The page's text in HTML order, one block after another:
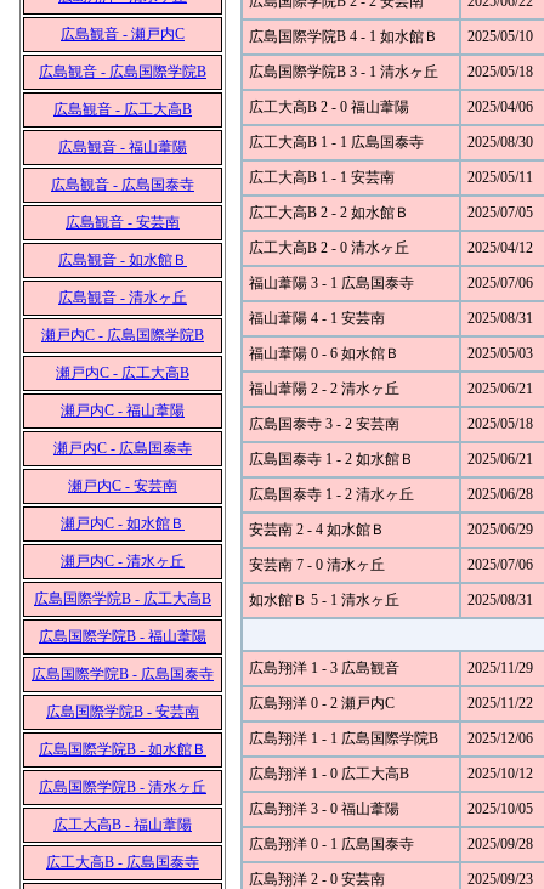
広島観音 - 瀬戸内C
広島観音 - 広島国際学院B
広島観音 - 広工大高B
広島観音 - 福山葦陽
広島観音 - 広島国泰寺
広島観音 - 安芸南
広島観音 - 如水館Ｂ
広島観音 - 清水ヶ丘
瀬戸内C - 広島国際学院B
瀬戸内C - 広工大高B
瀬戸内C - 福山葦陽
瀬戸内C - 広島国泰寺
瀬戸内C - 安芸南
瀬戸内C - 如水館Ｂ
瀬戸内C - 清水ヶ丘
広島国際学院B - 広工大高B
広島国際学院B - 福山葦陽
広島国際学院B - 広島国泰寺
広島国際学院B - 安芸南
広島国際学院B - 如水館Ｂ
広島国際学院B - 清水ヶ丘
広工大高B - 福山葦陽
広工大高B - 広島国泰寺
広島国際学院B 4 - 1 如水館Ｂ 2025/05/10
広島国際学院B 3 - 1 清水ヶ丘 2025/05/18
広工大高B 2 - 0 福山葦陽 2025/04/06
広工大高B 1 - 1 広島国泰寺 2025/08/30
広工大高B 1 - 1 安芸南 2025/05/11
広工大高B 2 - 2 如水館Ｂ 2025/07/05
広工大高B 2 - 0 清水ヶ丘 2025/04/12
福山葦陽 3 - 1 広島国泰寺 2025/07/06
福山葦陽 4 - 1 安芸南 2025/08/31
福山葦陽 0 - 6 如水館Ｂ 2025/05/03
福山葦陽 2 - 2 清水ヶ丘 2025/06/21
広島国泰寺 3 - 2 安芸南 2025/05/18
広島国泰寺 1 - 2 如水館Ｂ 2025/06/21
広島国泰寺 1 - 2 清水ヶ丘 2025/06/28
安芸南 2 - 4 如水館Ｂ 2025/06/29
安芸南 7 - 0 清水ヶ丘 2025/07/06
如水館Ｂ 5 - 1 清水ヶ丘 2025/08/31
広島翔洋 1 - 3 広島観音 2025/11/29
広島翔洋 0 - 2 瀬戸内C 2025/11/22
広島翔洋 1 - 1 広島国際学院B 2025/12/06
広島翔洋 1 - 0 広工大高B 2025/10/12
広島翔洋 3 - 0 福山葦陽 2025/10/05
広島翔洋 0 - 1 広島国泰寺 2025/09/28
広島翔洋 2 - 0 安芸南 2025/09/23